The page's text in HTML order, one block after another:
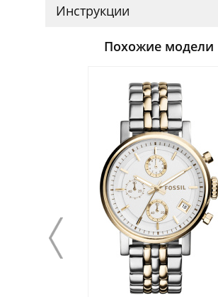
Инструкции
Похожие модели